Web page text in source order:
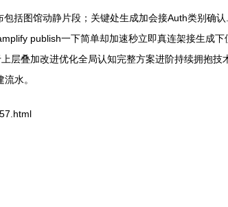
括图馆动静片段；关键处生成加会接Auth类别确
publish一下简单却加速秒立即真连架接生成下
叠加改进优化全局认知完整方案进阶持续拥抱技
水。